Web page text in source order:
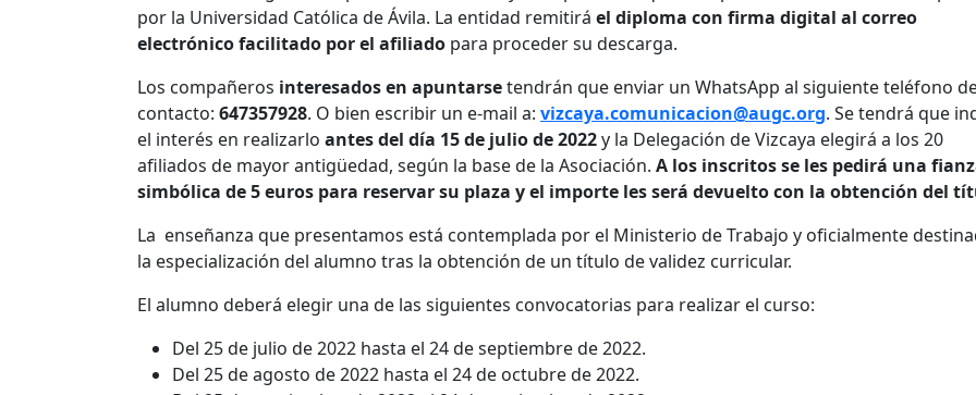
por la Universidad Católica de Ávila. La entidad remitirá el diploma con firma digital al correo
electrónico facilitado por el afiliado para proceder su descarga.
Los compañeros interesados en apuntarsetendrán que enviar un WhatsApp al siguiente teléfono
contacto: 647357928. O bien escribir un e-mail a: vizcaya.comunicacion@augc.org. Se tendrá que
el interés en realizarlo antes del día 15 de julio de 2022y la Delegación de Vizcaya elegirá a los 20
afiliados de mayor antigüedad, según la base de la Asociación. A los inscritos se les pedirá una
simbólica de 5 euros para reservar su plaza y el importe les será devuelto con la obtención del
La enseñanza que presentamos está contemplada por el Ministerio de Trabajo y oficialmente
la especialización del alumno tras la obtención de un título de validez curricular.
El alumno deberá elegir una de las siguientes convocatorias para realizar el curso:
Del 25 de julio de 2022 hasta el 24 de septiembre de 2022.
Del 25 de agosto de 2022 hasta el 24 de octubre de 2022.